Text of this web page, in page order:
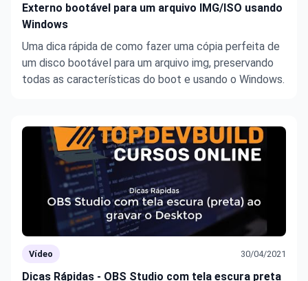
Externo bootável para um arquivo IMG/ISO usando
Windows
Uma dica rápida de como fazer uma cópia perfeita de
um disco bootável para um arquivo img, preservando
todas as características do boot e usando o Windows.
Vídeo 30/04/2021
Dicas Rápidas - OBS Studio com tela escura preta